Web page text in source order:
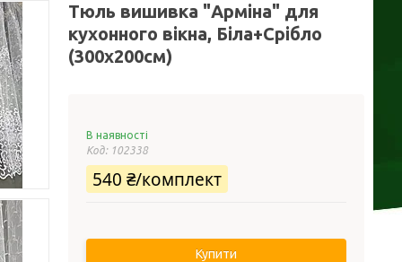
Тюль вишивка "Арміна" для
кухонного вікна, Біла+Срібло
(300х200см)
В наявності
Код: 102338
540 ₴/комплект
Купити